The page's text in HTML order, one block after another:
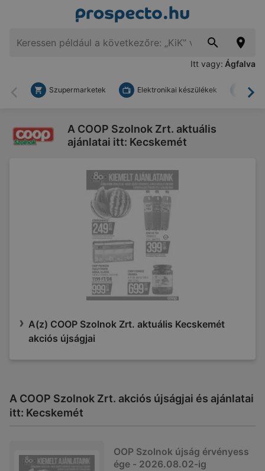
Itt vagy: Ágfalva
Vissza
Szupermarketek Elektronikai készülékek
A COOP Szolnok Zrt. aktuális
ajánlatai itt: Kecskemét
A(z) COOP Szolnok Zrt. aktuális Kecskemét
akciós újságjai
A COOP Szolnok Zrt. akciós újságjai és ajánlatai
itt: Kecskemét
OOP Szolnok újság érvényess
ége - 2026.08.02-ig